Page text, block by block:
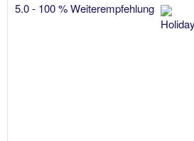
5.0 - 100 % Weiterempfehlung